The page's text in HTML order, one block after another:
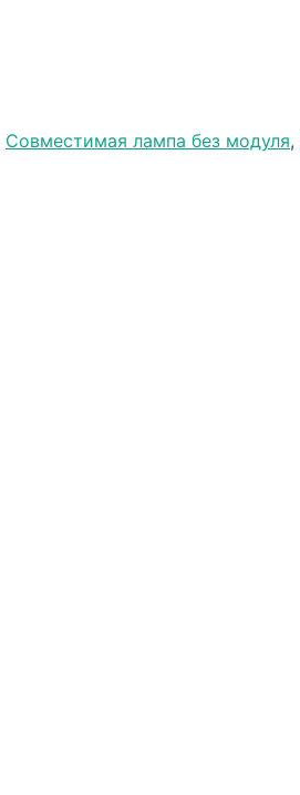
Совместимая лампа без модуля,